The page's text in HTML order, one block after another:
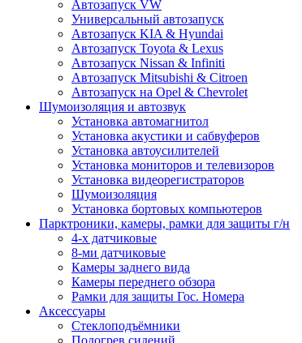
Автозапуск VW
Универсальный автозапуск
Автозапуск KIA & Hyundai
Автозапуск Toyota & Lexus
Автозапуск Nissan & Infiniti
Автозапуск Mitsubishi & Citroen
Автозапуск на Opel & Chevrolet
Шумоизоляция и автозвук
Установка автомагнитол
Установка акустики и сабвуферов
Установка автоусилителей
Установка мониторов и телевизоров
Установка видеорегистраторов
Шумоизоляция
Установка бортовых компьютеров
Парктроники, камеры, рамки для защиты г/н
4-х датчиковые
8-ми датчиковые
Камеры заднего вида
Камеры переднего обзора
Рамки для защиты Гос. Номера
Аксессуары
Стеклоподъёмники
Подогрев сидений